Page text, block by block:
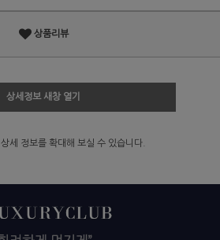
상품리뷰
상세정보 새창 열기
상세 정보를 확대해 보실 수 있습니다.